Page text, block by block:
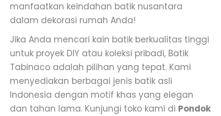
manfaatkan keindahan batik nusantara
dalam dekorasi rumah Anda!
Jika Anda mencari kain batik berkualitas tinggi
untuk proyek DIY atau koleksi pribadi, Batik
Tabinaco adalah pilihan yang tepat. Kami
menyediakan berbagai jenis batik asli
Indonesia dengan motif khas yang elegan
dan tahan lama. Kunjungi toko kami di Pondok